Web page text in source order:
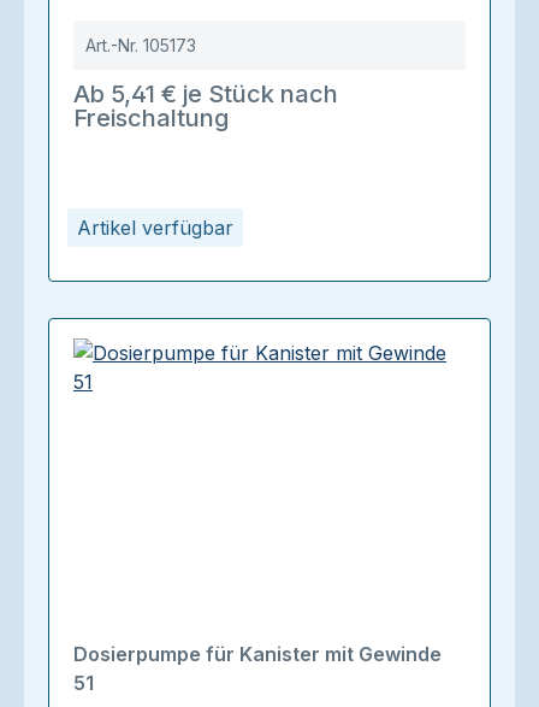
Artikel verfügbar
Art.-Nr. 105173
Ab 5,41 € je Stück nach
Freischaltung
Dosierpumpe für Kanister mit Gewinde
51